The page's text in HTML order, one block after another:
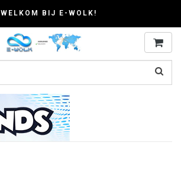
WELKOM BIJ E-WOLK!